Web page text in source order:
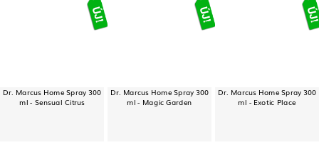
Dr. Marcus Home Spray 300
ml - Sensual Citrus
Dr. Marcus Home Spray 300
ml - Magic Garden
Dr. Marcus Home Spray 300
ml - Exotic Place